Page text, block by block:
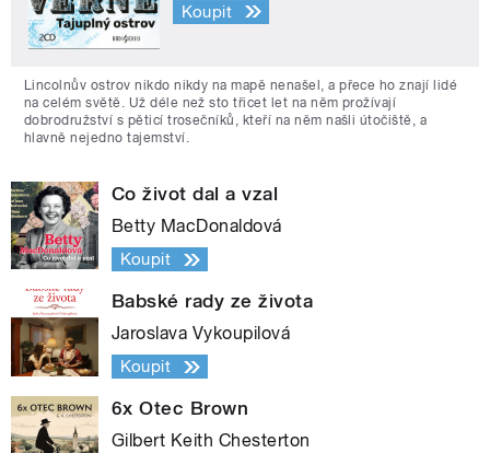
Koupit
Lincolnův ostrov nikdo nikdy na mapě nenašel, a přece ho znají lidé
na celém světě. Už déle než sto třicet let na něm prožívají
dobrodružství s pěticí trosečníků, kteří na něm našli útočiště, a
hlavně nejedno tajemství.
Co život dal a vzal
Betty MacDonaldová
Koupit
Babské rady ze života
Jaroslava Vykoupilová
Koupit
6x Otec Brown
Gilbert Keith Chesterton